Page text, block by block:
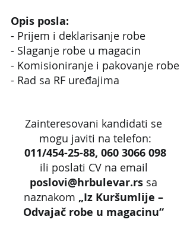
Opis posla:
- Prijem i deklarisanje robe
- Slaganje robe u magacin
- Komisioniranje i pakovanje robe
- Rad sa RF uređajima
Zainteresovani kandidati se
mogu javiti na telefon:
011/454-25-88, 060 3066 098
ili poslati CV na email
poslovi@hrbulevar.rs sa
naznakom „Iz Kuršumlije –
Odvajač robe u magacinu“